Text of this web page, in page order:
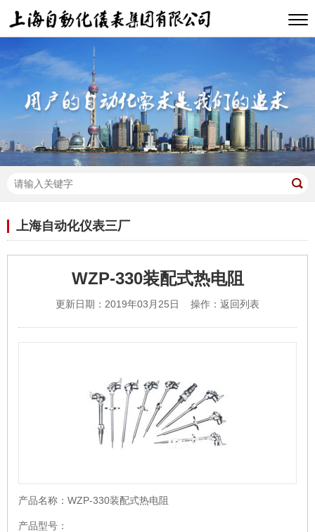
上海自动化仪表三厂
WZP-330装配式热电阻
更新日期：2019年03月25日 操作： 返回列表
产品名称： WZP-330装配式热电阻
产品型号：